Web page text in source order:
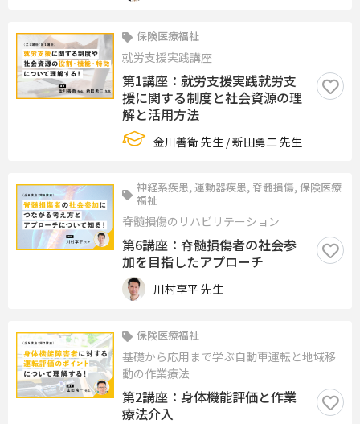
保険医療福祉
就労支援実践講座
第1講座：就労支援実践就労支
援に関する制度と社会資源の理
解と活用方法
金川善衛 先生 / 新田勇二 先生
神経系疾患, 運動器疾患, 脊髄損傷, 保険医療
福祉
脊髄損傷のリハビリテーション
第6講座：脊髄損傷者の社会参
加を目指したアプローチ
川村享平 先生
保険医療福祉
基礎から応用まで学ぶ自動車運転と地域移
動の作業療法
第2講座：身体機能評価と作業
療法介入